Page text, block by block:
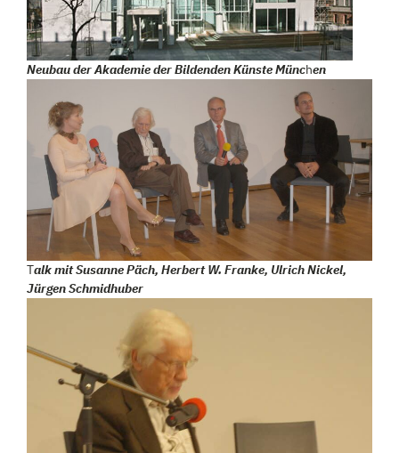
Neubau der Akademie der Bildenden Künste München
Talk mit Susanne Päch, Herbert W. Franke, Ulrich Nickel,
Jürgen Schmidhuber